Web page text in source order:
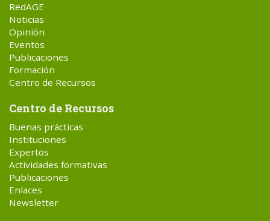
RedAGE
Noticias
Opinión
Eventos
Publicaciones
Formación
Centro de Recursos
Centro de Recursos
Buenas prácticas
Instituciones
Expertos
Actividades formativas
Publicaciones
Enlaces
Newsletter